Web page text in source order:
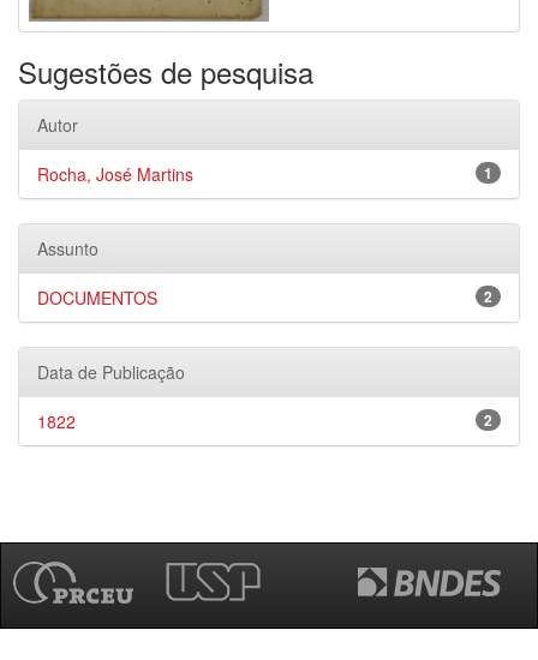
Sugestões de pesquisa
Autor
1
Rocha, José Martins
Assunto
2
DOCUMENTOS
Data de Publicação
2
1822